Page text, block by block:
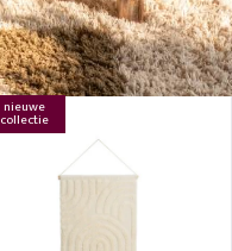
nieuwe
collectie